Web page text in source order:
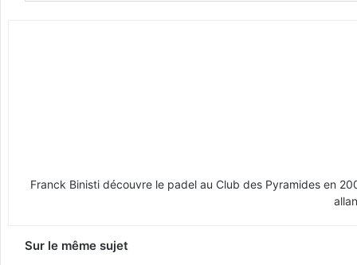
Franck Binisti découvre le padel au Club des Pyramides en
Sur le même sujet